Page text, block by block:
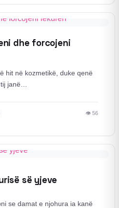
dhe forcojeni
hit në kozmetikë, duke qenë
janë…
👁 56
së yjeve
se damat e njohura ia kanë